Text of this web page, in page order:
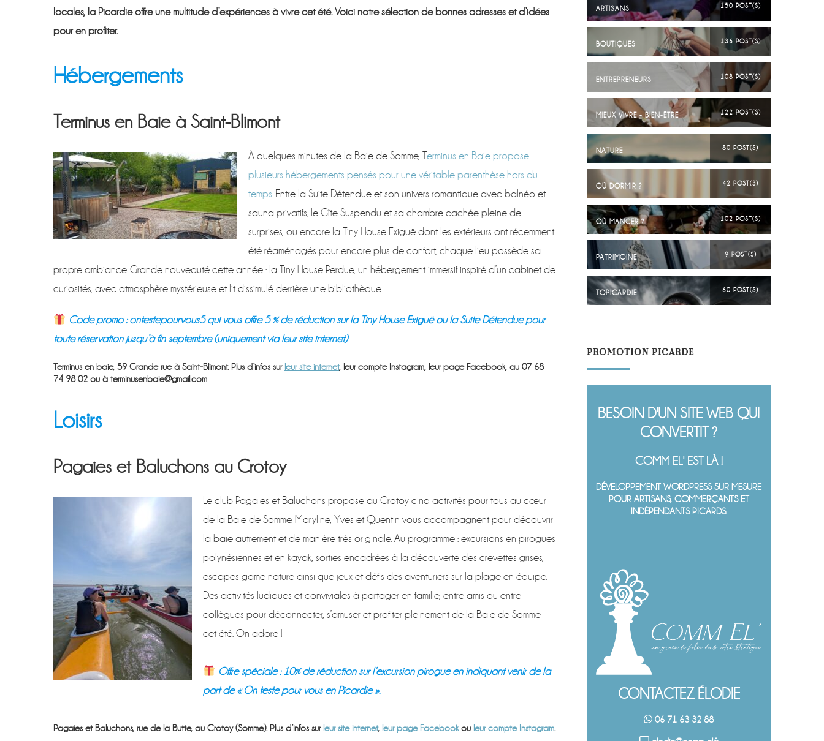
locales, la Picardie offre une multitude d’expériences à vivre cet été. Voici notre sélection de bonnes adresses et d’idées
pour en profiter.
Hébergements
Terminus en Baie à Saint-Blimont
À quelques minutes de la Baie de Somme, T erminus en Baie propose
plusieurs hébergements pensés pour une véritable parenthèse hors du
temps. Entre la Suite Détendue et son univers romantique avec balnéo et
sauna privatifs, le Gîte Suspendu et sa chambre cachée pleine de
surprises, ou encore la Tiny House Exiguë dont les extérieurs ont récemment
été réaménagés pour encore plus de confort, chaque lieu possède sa
propre ambiance. Grande nouveauté cette année : la Tiny House Perdue, un hébergement immersif inspiré d’un cabinet de
curiosités, avec atmosphère mystérieuse et lit dissimulé derrière une bibliothèque.
Code promo : ontestepourvous5 qui vous offre 5 % de réduction sur la Tiny House Exiguë ou la Suite Détendue pour
toute réservation jusqu’à fin septembre (uniquement via leur site internet)
Terminus en baie, 59 Grande rue à Saint-Blimont. Plus d’infos sur leur site internet, leur compte Instagram, leur page Facebook, au 07 68
74 98 02 ou à terminusenbaie@gmail.com
Loisirs
Pagaies et Baluchons au Crotoy
Le club Pagaies et Baluchons propose au Crotoy cinq activités pour tous au cœur
de la Baie de Somme. Maryline, Yves et Quentin vous accompagnent pour découvrir
la baie autrement et de manière très originale. Au programme : excursions en pirogues
polynésiennes et en kayak, sorties encadrées à la découverte des crevettes grises,
escapes game nature ainsi que jeux et défis des aventuriers sur la plage en équipe.
Des activités ludiques et conviviales à partager en famille, entre amis ou entre
collègues pour déconnecter, s’amuser et profiter pleinement de la Baie de Somme
cet été. On adore !
Offre spéciale : 10% de réduction sur l’excursion pirogue en indiquant venir de la
part de « On teste pour vous en Picardie ».
Pagaies et Baluchons, rue de la Butte, au Crotoy (Somme). Plus d’infos sur leur site internet, leur page Facebookou leur compte Instagram.
ARTISANS 150 POST(S)
BOUTIQUES 136 POST(S)
ENTREPRENEURS 108 POST(S)
MIEUX VIVRE - BIEN-ÊTRE 122 POST(S)
NATURE 80 POST(S)
OÙ DORMIR ? 42 POST(S)
OÙ MANGER ? 102 POST(S)
PATRIMOINE 9 POST(S)
TOPICARDIE 60 POST(S)
PROMOTION PICARDE
BESOIN D'UN SITE WEB QUI
CONVERTIT ?
COMM EL' EST LÀ !
DÉVELOPPEMENT WORDPRESS SUR MESURE
POUR ARTISANS, COMMERÇANTS ET
INDÉPENDANTS PICARDS.
CONTACTEZ ÉLODIE
06 71 63 32 88